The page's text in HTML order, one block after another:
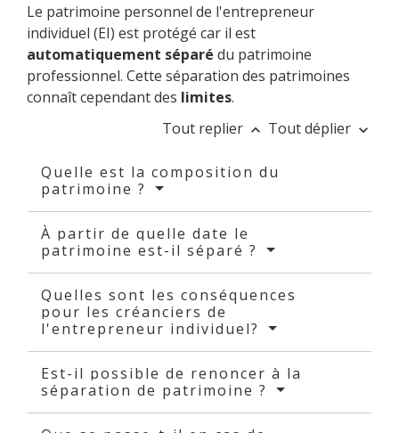
Le patrimoine personnel de l'entrepreneur
individuel (EI) est protégé car il est
automatiquement séparé du patrimoine
professionnel. Cette séparation des patrimoines
connaît cependant des limites.
Tout replier keyboard_arrow_up Tout déplier keyboard_arrow_down
Quelle est la composition du
patrimoine ?
À partir de quelle date le
patrimoine est-il séparé ?
Quelles sont les conséquences
pour les créanciers de
l'entrepreneur individuel?
Est-il possible de renoncer à la
séparation de patrimoine ?